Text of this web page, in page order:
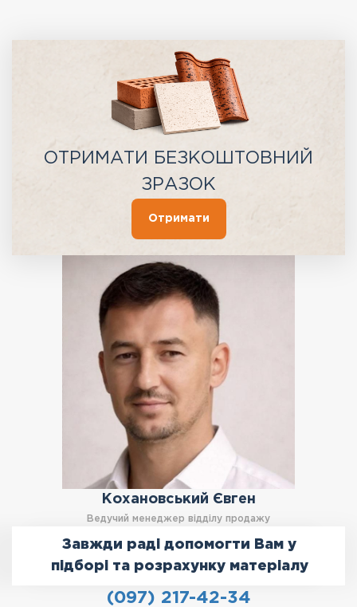
ОТРИМАТИ БЕЗКОШТОВНИЙ
ЗРАЗОК
Отримати
Кохановський Євген
Ведучий менеджер відділу продажу
Завжди раді допомогти Вам у
підборі та розрахунку матеріалу
(097) 217-42-34